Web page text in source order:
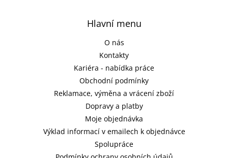
Hlavní menu
O nás
Kontakty
Kariéra - nabídka práce
Obchodní podmínky
Reklamace, výměna a vrácení zboží
Dopravy a platby
Moje objednávka
Výklad informací v emailech k objednávce
Spolupráce